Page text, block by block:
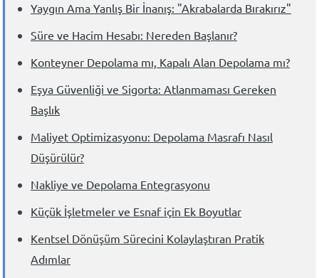
Yaygın Ama Yanlış Bir İnanış: "Akrabalarda Bırakırız"
Süre ve Hacim Hesabı: Nereden Başlanır?
Konteyner Depolama mı, Kapalı Alan Depolama mı?
Eşya Güvenliği ve Sigorta: Atlanmaması Gereken
Başlık
Maliyet Optimizasyonu: Depolama Masrafı Nasıl
Düşürülür?
Nakliye ve Depolama Entegrasyonu
Küçük İşletmeler ve Esnaf için Ek Boyutlar
Kentsel Dönüşüm Sürecini Kolaylaştıran Pratik
Adımlar